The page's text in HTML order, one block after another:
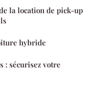
la location de pick-up
hybride
: sécurisez votre